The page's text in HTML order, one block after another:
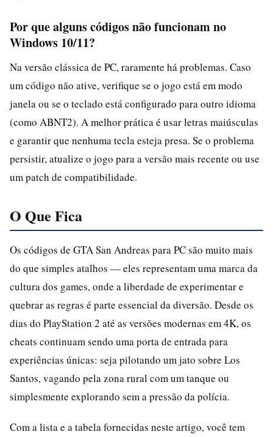
Por que alguns códigos não funcionam no
Windows 10/11?
Na versão clássica de PC, raramente há problemas. Caso
um código não ative, verifique se o jogo está em modo
janela ou se o teclado está configurado para outro idioma
(como ABNT2). A melhor prática é usar letras maiúsculas
e garantir que nenhuma tecla esteja presa. Se o problema
persistir, atualize o jogo para a versão mais recente ou use
um patch de compatibilidade.
O Que Fica
Os códigos de GTA San Andreas para PC são muito mais
do que simples atalhos — eles representam uma marca da
cultura dos games, onde a liberdade de experimentar e
quebrar as regras é parte essencial da diversão. Desde os
dias do PlayStation 2 até as versões modernas em 4K, os
cheats continuam sendo uma porta de entrada para
experiências únicas: seja pilotando um jato sobre Los
Santos, vagando pela zona rural com um tanque ou
simplesmente explorando sem a pressão da polícia.
Com a lista e a tabela fornecidas neste artigo, você tem